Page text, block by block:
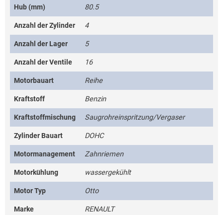
Hub (mm) 80.5
Anzahl der Zylinder 4
Anzahl der Lager 5
Anzahl der Ventile 16
Motorbauart Reihe
Kraftstoff Benzin
Kraftstoffmischung Saugrohreinspritzung/Vergaser
Zylinder Bauart DOHC
Motormanagement Zahnriemen
Motorkühlung wassergekühlt
Motor Typ Otto
Marke RENAULT